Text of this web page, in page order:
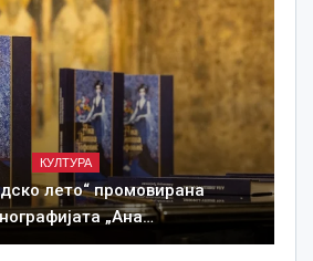
КУЛТУРА
лето“ промовирана
„Ана…